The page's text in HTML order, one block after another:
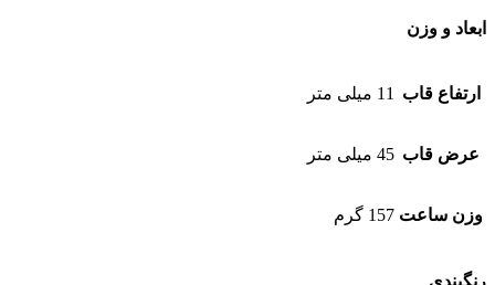
ابعاد و وزن
ارتفاع قاب 11 میلی متر
عرض قاب 45 میلی متر
وزن ساعت 157 گرم
رنگبندی